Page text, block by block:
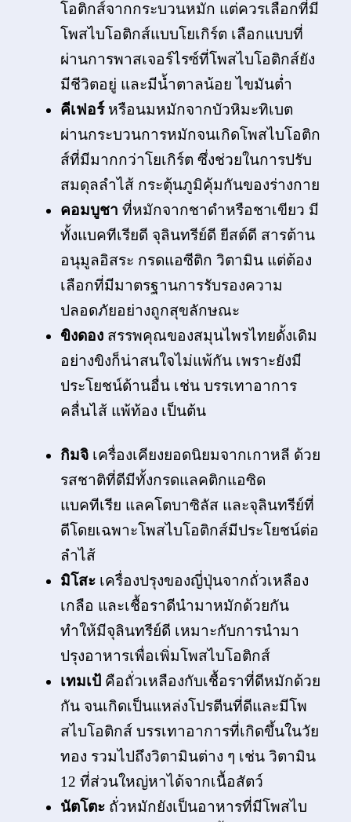
โอติกส์จากกระบวนหมัก แต่ควรเลือกที่มี
โพสไบโอติกส์แบบโยเกิร์ต เลือกแบบที่
ผ่านการพาสเจอร์ไรซ์ที่โพสไบโอติกส์ยัง
มีชีวิตอยู่ และมีน้ำตาลน้อย ไขมันต่ำ
คีเฟอร์ หรือนมหมักจากบัวหิมะทิเบต
ผ่านกระบวนการหมักจนเกิดโพสไบโอติก
ส์ที่มีมากกว่าโยเกิร์ต ซึ่งช่วยในการปรับ
สมดุลลำไส้ กระตุ้นภูมิคุ้มกันของร่างกาย
คอมบูชา ที่หมักจากชาดำหรือชาเขียว มี
ทั้งแบคทีเรียดี จุลินทรีย์ดี ยีสต์ดี สารต้าน
อนุมูลอิสระ กรดแอซีติก วิตามิน แต่ต้อง
เลือกที่มีมาตรฐานการรับรองความ
ปลอดภัยอย่างถูกสุขลักษณะ
ขิงดอง สรรพคุณของสมุนไพรไทยดั้งเดิม
อย่างขิงก็น่าสนใจไม่แพ้กัน เพราะยังมี
ประโยชน์ด้านอื่น เช่น บรรเทาอาการ
คลื่นไส้ แพ้ท้อง เป็นต้น
กิมจิ เครื่องเคียงยอดนิยมจากเกาหลี ด้วย
รสชาติที่ดีมีทั้งกรดแลคติกแอซิด
แบคทีเรีย แลคโตบาซิลัส และจุลินทรีย์ที่
ดีโดยเฉพาะโพสไบโอติกส์มีประโยชน์ต่อ
ลำไส้
มิโสะ เครื่องปรุงของญี่ปุ่นจากถั่วเหลือง
เกลือ และเชื้อราดีนำมาหมักด้วยกัน
ทำให้มีจุลินทรีย์ดี เหมาะกับการนำมา
ปรุงอาหารเพื่อเพิ่มโพสไบโอติกส์
เทมเป้ คือถั่วเหลืองกับเชื้อราที่ดีหมักด้วย
กัน จนเกิดเป็นแหล่งโปรตีนที่ดีและมีโพ
สไบโอติกส์ บรรเทาอาการที่เกิดขึ้นในวัย
ทอง รวมไปถึงวิตามินต่าง ๆ เช่น วิตามิน
12 ที่ส่วนใหญ่หาได้จากเนื้อสัตว์
นัตโตะ ถั่วหมักยังเป็นอาหารที่มีโพสไบ